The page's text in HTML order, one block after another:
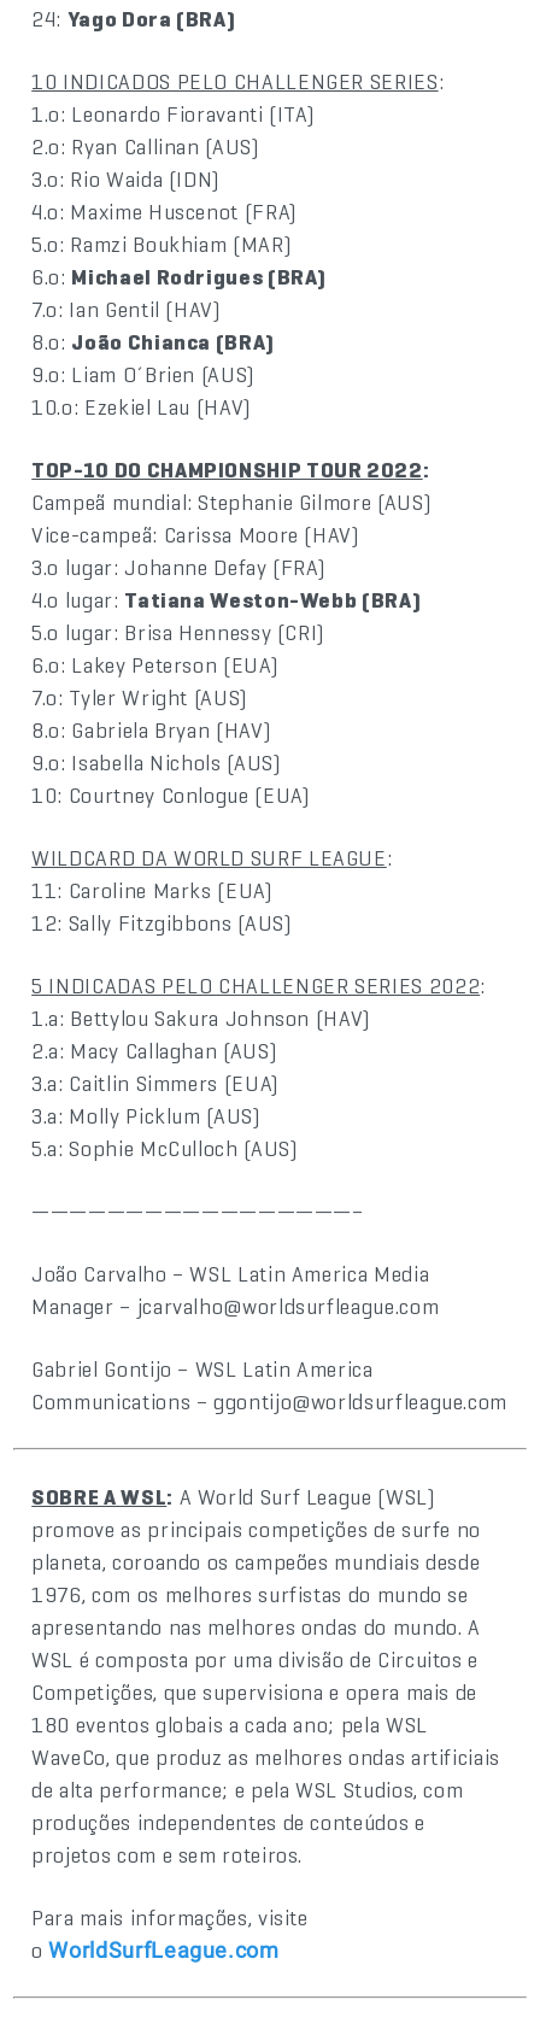
24: Yago Dora (BRA)
10 INDICADOS PELO CHALLENGER SERIES:
1.o: Leonardo Fioravanti (ITA)
2.o: Ryan Callinan (AUS)
3.o: Rio Waida (IDN)
4.o: Maxime Huscenot (FRA)
5.o: Ramzi Boukhiam (MAR)
6.o: Michael Rodrigues (BRA)
7.o: Ian Gentil (HAV)
8.o: João Chianca (BRA)
9.o: Liam O´Brien (AUS)
10.o: Ezekiel Lau (HAV)
TOP-10 DO CHAMPIONSHIP TOUR 2022:
Campeã mundial: Stephanie Gilmore (AUS)
Vice-campeã: Carissa Moore (HAV)
3.o lugar: Johanne Defay (FRA)
4.o lugar: Tatiana Weston-Webb (BRA)
5.o lugar: Brisa Hennessy (CRI)
6.o: Lakey Peterson (EUA)
7.o: Tyler Wright (AUS)
8.o: Gabriela Bryan (HAV)
9.o: Isabella Nichols (AUS)
10: Courtney Conlogue (EUA)
WILDCARD DA WORLD SURF LEAGUE:
11: Caroline Marks (EUA)
12: Sally Fitzgibbons (AUS)
5 INDICADAS PELO CHALLENGER SERIES 2022:
1.a: Bettylou Sakura Johnson (HAV)
2.a: Macy Callaghan (AUS)
3.a: Caitlin Simmers (EUA)
3.a: Molly Picklum (AUS)
5.a: Sophie McCulloch (AUS)
—————————————————–
João Carvalho – WSL Latin America Media
Manager – jcarvalho@worldsurfleague.com
Gabriel Gontijo – WSL Latin America
Communications – ggontijo@worldsurfleague.com
SOBRE A WSL: A World Surf League (WSL)
promove as principais competições de surfe no
planeta, coroando os campeões mundiais desde
1976, com os melhores surfistas do mundo se
apresentando nas melhores ondas do mundo. A
WSL é composta por uma divisão de Circuitos e
Competições, que supervisiona e opera mais de
180 eventos globais a cada ano; pela WSL
WaveCo, que produz as melhores ondas artificiais
de alta performance; e pela WSL Studios, com
produções independentes de conteúdos e
projetos com e sem roteiros.
Para mais informações, visite
oWorldSurfLeague.com